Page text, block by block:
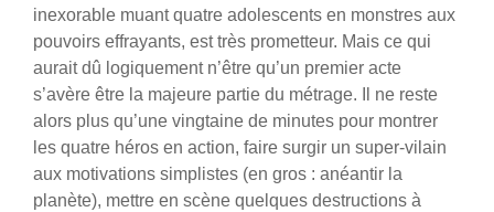
inexorable muant quatre adolescents en monstres aux
pouvoirs effrayants, est très prometteur. Mais ce qui
aurait dû logiquement n’être qu’un premier acte
s’avère être la majeure partie du métrage. Il ne reste
alors plus qu’une vingtaine de minutes pour montrer
les quatre héros en action, faire surgir un super-vilain
aux motivations simplistes (en gros : anéantir la
planète), mettre en scène quelques destructions à